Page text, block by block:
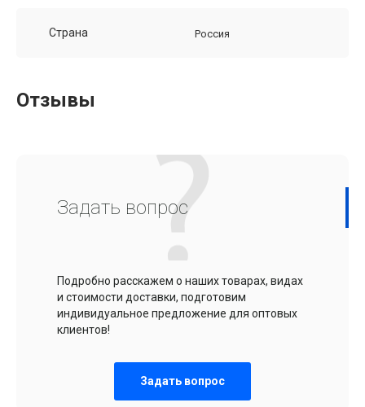
Страна Россия
Отзывы
Задать вопрос
Подробно расскажем о наших товарах, видах
и стоимости доставки, подготовим
индивидуальное предложение для оптовых
клиентов!
Задать вопрос